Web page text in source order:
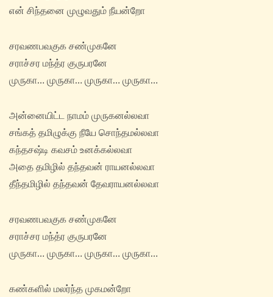
என் சிந்தனை முழுவதும் நீயன்றோ
சரவணபவகுக சண்முகனே
சராச்சர மந்த்ர குருபரனே
முருகா… முருகா… முருகா… முருகா…
அன்னையிட்ட நாமம் முருகனல்லவா
சங்கத் தமிழுக்கு நீயே சொந்தமல்லவா
கந்தசஷ்டி கவசம் உனக்கல்லவா
அதை தமிழில் தந்தவன் ராயனல்லவா
தீந்தமிழில் தந்தவன் தேவராயனல்லவா
சரவணபவகுக சண்முகனே
சராச்சர மந்த்ர குருபரனே
முருகா… முருகா… முருகா… முருகா…
கண்களில் மலர்ந்த முகமன்றோ